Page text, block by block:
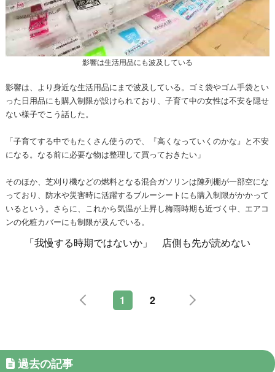
影響は生活用品にも波及している
影響は、より身近な生活用品にまで波及している。ゴミ袋やゴム手袋とい
った日用品にも購入制限が設けられており、子育て中の女性は不安を隠せ
ない様子でこう話した。
「子育てする中でもたくさん使うので、『高くなっていくのかな』と不安
になる。なる前に必要な物は整理して買っておきたい」
そのほか、芝刈り機などの燃料となる混合ガソリンは陳列棚が一部空にな
っており、防水や災害時に活躍するブルーシートにも購入制限がかかって
いるという。さらに、これから気温が上昇し梅雨時期も近づく中、エアコ
ンの化粧カバーにも制限が及んでいる。
「我慢する時期ではないか」 店側も先が読めない
1 2
過去の記事